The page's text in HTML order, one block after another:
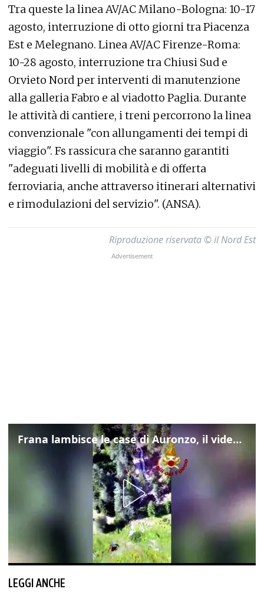
Tra queste la linea AV/AC Milano-Bologna: 10-17
agosto, interruzione di otto giorni tra Piacenza
Est e Melegnano. Linea AV/AC Firenze-Roma:
10-28 agosto, interruzione tra Chiusi Sud e
Orvieto Nord per interventi di manutenzione
alla galleria Fabro e al viadotto Paglia. Durante
le attività di cantiere, i treni percorrono la linea
convenzionale "con allungamenti dei tempi di
viaggio". Fs rassicura che saranno garantiti
"adeguati livelli di mobilità e di offerta
ferroviaria, anche attraverso itinerari alternativi
e rimodulazioni del servizio". (ANSA).
Riproduzione riservata © il Nord Est
Frana lambisce le case di Auronzo, il video dall'elicottero dei vigili del fuoco
LEGGI ANCHE